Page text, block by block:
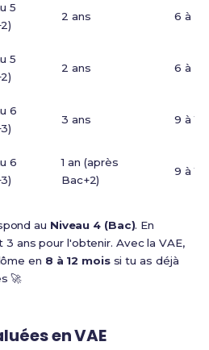
5
2 ans 6 à 9
5
2 ans 6 à 9
6
3 ans 9 à 12
6
1 an (après
Bac+2)
9 à 12
au Niveau 4 (Bac). En
ans pour l'obtenir. Avec la VAE,
en 8 à 12 moissi tu as déjà
🚀
en VAE